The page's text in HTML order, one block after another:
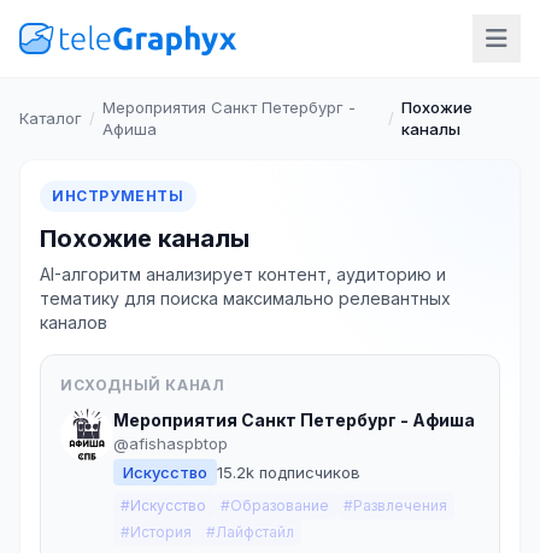
Каталог /
Мероприятия Санкт Петербург -
Афиша
/
Похожие
каналы
ИНСТРУМЕНТЫ
Похожие каналы
AI-алгоритм анализирует контент, аудиторию и
тематику для поиска максимально релевантных
каналов
ИСХОДНЫЙ КАНАЛ
Мероприятия Санкт Петербург - Афиша
@afishaspbtop
Искусство 15.2k подписчиков
#Искусство #Образование
#Развлечения
#История
#Лайфстайл